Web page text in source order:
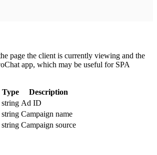
page the client is currently viewing and the
app, which may be useful for SPA
Type
Description
string Ad ID
string Campaign name
string Campaign source